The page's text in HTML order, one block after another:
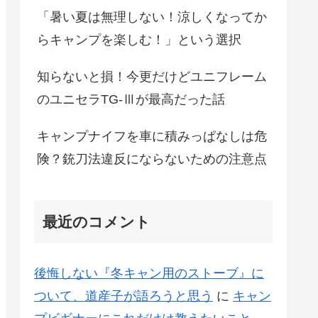
「暑い夏は無理しない！涼しくなってか
らキャンプを楽しむ！」という選択
知らないと損！今更だけどユニフレーム
のユニセラTG-Ⅲが最高だった話
キャンプナイフを車に積みっぱなしは危
険？銃刀法違反にならないための注意点
最近のコメント
後悔しない『冬キャン用のストーブ』に
ついて、道産子が語ろうと思う に キャン